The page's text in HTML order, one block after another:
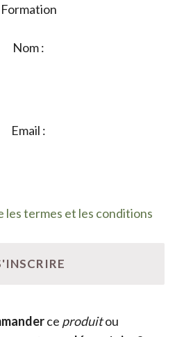
Formation
Nom :
Email :
les termes et les conditions
ce produitou